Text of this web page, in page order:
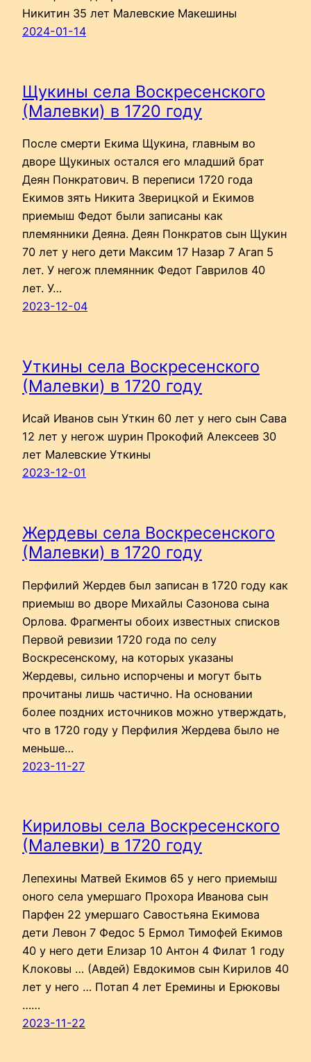
Никитин 35 лет Малевские Макешины
2024-01-14
Щукины села Воскресенского
(Малевки) в 1720 году
После смерти Екима Щукина, главным во
дворе Щукиных остался его младший брат
Деян Понкратович. В переписи 1720 года
Екимов зять Никита Зверицкой и Екимов
приемыш Федот были записаны как
племянники Деяна. Деян Понкратов сын Щукин
70 лет у него дети Максим 17 Назар 7 Агап 5
лет. У негож племянник Федот Гаврилов 40
лет. У…
2023-12-04
Уткины села Воскресенского
(Малевки) в 1720 году
Исай Иванов сын Уткин 60 лет у него сын Сава
12 лет у негож шурин Прокофий Алексеев 30
лет Малевские Уткины
2023-12-01
Жердевы села Воскресенского
(Малевки) в 1720 году
Перфилий Жердев был записан в 1720 году как
приемыш во дворе Михайлы Сазонова сына
Орлова. Фрагменты обоих известных списков
Первой ревизии 1720 года по селу
Воскресенскому, на которых указаны
Жердевы, сильно испорчены и могут быть
прочитаны лишь частично. На основании
более поздних источников можно утверждать,
что в 1720 году у Перфилия Жердева было не
меньше…
2023-11-27
Кириловы села Воскресенского
(Малевки) в 1720 году
Лепехины Матвей Екимов 65 у него приемыш
оного села умершаго Прохора Иванова сын
Парфен 22 умершаго Савостьяна Екимова
дети Левон 7 Федос 5 Ермол Тимофей Екимов
40 у него дети Елизар 10 Антон 4 Филат 1 году
Клоковы … (Авдей) Евдокимов сын Кирилов 40
лет у него … Потап 4 лет Еремины и Ерюковы
……
2023-11-22